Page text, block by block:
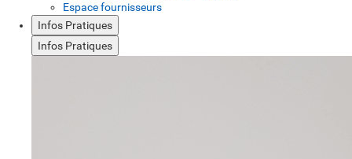
Espace fournisseurs
Infos Pratiques
Infos Pratiques